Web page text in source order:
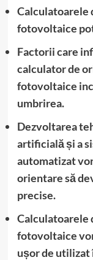
Calculatoarele
fotovoltaice
Factorii care
calculator de
fotovoltaice
umbrirea.
Dezvoltarea
artificială și a
automatizat
orientare să
precise.
Calculatoarele
fotovoltaice
ușor de utilizat